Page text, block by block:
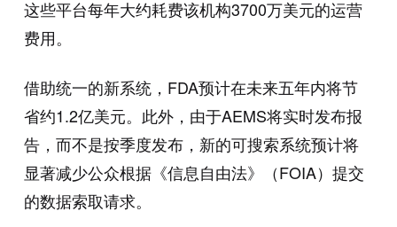
这些平台每年大约耗费该机构3700万美元的运营
费用。
借助统一的新系统，FDA预计在未来五年内将节
省约1.2亿美元。此外，由于AEMS将实时发布报
告，而不是按季度发布，新的可搜索系统预计将
显著减少公众根据《信息自由法》（FOIA）提交
的数据索取请求。